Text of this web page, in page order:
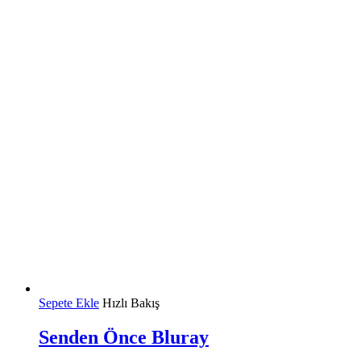
Sepete Ekle Hızlı Bakış
Senden Önce Bluray